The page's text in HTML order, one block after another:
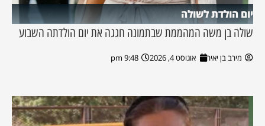
יום הולדת לשולה
שולה בן משה המהממת שבתמונה חגגה את יום הולדתה השבוע
מירב בן יאיר אוגוסט 4, 2026 9:48 pm